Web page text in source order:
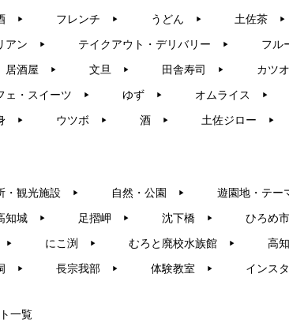
▶︎ フレンチ ▶︎ うどん ▶︎ 土佐茶 ▶︎
アン ▶︎ テイクアウト・デリバリー ▶︎ フル
居酒屋 ▶︎ 文旦 ▶︎ 田舎寿司 ▶︎ カツオ
ェ・スイーツ ▶︎ ゆず ▶︎ オムライス ▶︎
▶︎ ウツボ ▶︎ 酒 ▶︎ 土佐ジロー ▶︎
・観光施設 ▶︎ 自然・公園 ▶︎ 遊園地・テー
知城 ▶︎ 足摺岬 ▶︎ 沈下橋 ▶︎ ひろめ
▶︎ にこ渕 ▶︎ むろと廃校水族館 ▶︎ 高
▶︎ 長宗我部 ▶︎ 体験教室 ▶︎ インス
一覧